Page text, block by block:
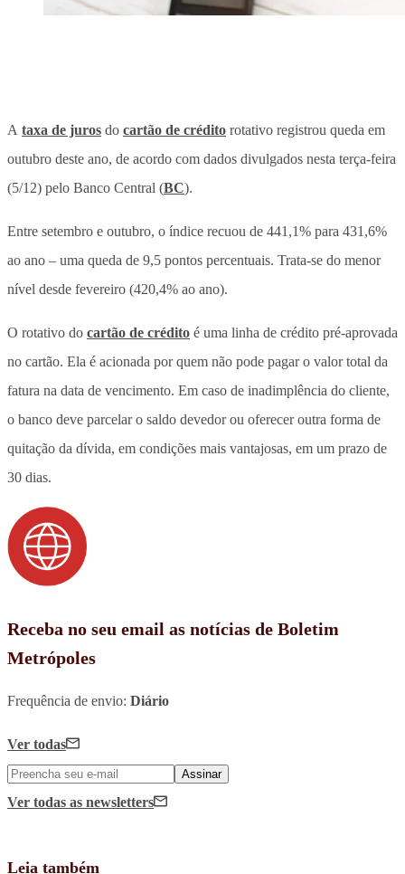
A taxa de juros do cartão de crédito rotativo registrou queda em
outubro deste ano, de acordo com dados divulgados nesta terça-feira
(5/12) pelo Banco Central (BC).
Entre setembro e outubro, o índice recuou de 441,1% para 431,6%
ao ano – uma queda de 9,5 pontos percentuais. Trata-se do menor
nível desde fevereiro (420,4% ao ano).
O rotativo do cartão de crédito é uma linha de crédito pré-aprovada
no cartão. Ela é acionada por quem não pode pagar o valor total da
fatura na data de vencimento. Em caso de inadimplência do cliente,
o banco deve parcelar o saldo devedor ou oferecer outra forma de
quitação da dívida, em condições mais vantajosas, em um prazo de
30 dias.
Receba no seu email as notícias de Boletim
Metrópoles
Frequência de envio: Diário
Ver todas
Assinar
Ver todas as newsletters
Leia também